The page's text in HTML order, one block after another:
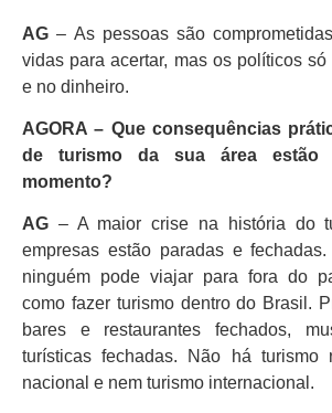
AG– As pessoas são
vidas para acertar, mas os políticos
e no dinheiro.
AGORA – Que consequências
de turismo da sua área estão
momento?
AG – A maior crise na história do
empresas estão paradas e
ninguém pode viajar para fora do
como fazer turismo dentro do Brasil.
bares e restaurantes fechados,
turísticas fechadas. Não há turismo
nacional e nem turismo internacional.